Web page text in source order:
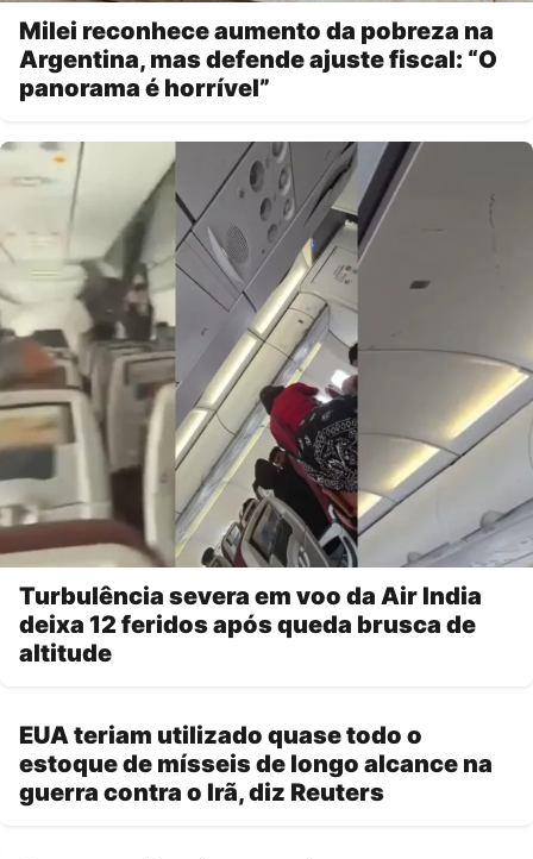
Milei reconhece aumento da pobreza na
Argentina, mas defende ajuste fiscal: “O
panorama é horrível”
Turbulência severa em voo da Air India
deixa 12 feridos após queda brusca de
altitude
EUA teriam utilizado quase todo o
estoque de mísseis de longo alcance na
guerra contra o Irã, diz Reuters